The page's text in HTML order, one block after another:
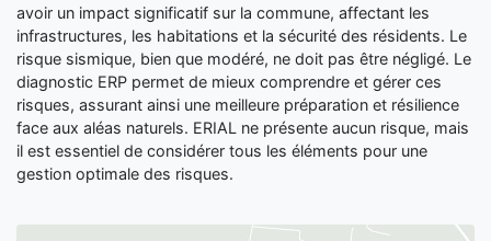
avoir un impact significatif sur la commune, affectant les
infrastructures, les habitations et la sécurité des résidents. Le
risque sismique, bien que modéré, ne doit pas être négligé. Le
diagnostic ERP permet de mieux comprendre et gérer ces
risques, assurant ainsi une meilleure préparation et résilience
face aux aléas naturels. ERIAL ne présente aucun risque, mais
il est essentiel de considérer tous les éléments pour une
gestion optimale des risques.